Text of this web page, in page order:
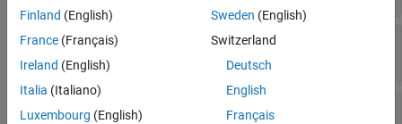
Destination buffer underflow in string
manipulation
Pointer dereference with tainted offset
Finland (English)
France (Français)
Ireland (English)
Italia (Italiano)
Luxembourg (English)
Sweden (English)
Switzerland
Deutsch
English
Français